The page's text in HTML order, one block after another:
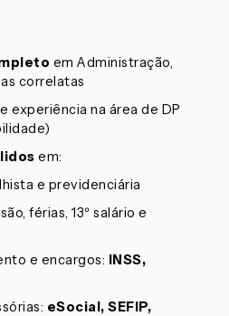
em Administração,
correlatas
experiência na área de DP
em:
e previdenciária
férias, 13º salário e
e encargos: INSS,
eSocial, SEFIP,